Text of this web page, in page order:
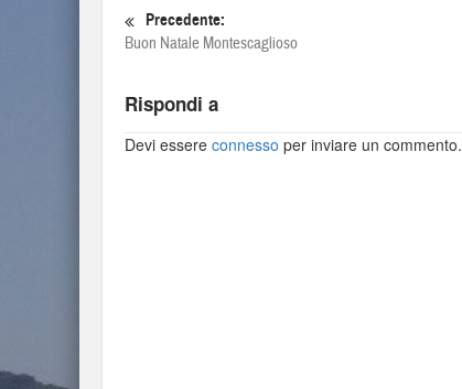
Precedente:
Buon Natale Montescaglioso
Rispondi a
Devi essere connesso per inviare un commento.